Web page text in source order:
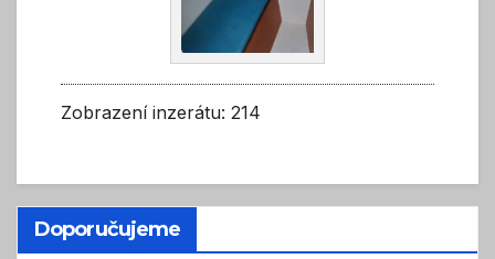
Zobrazení inzerátu: 214
Doporučujeme